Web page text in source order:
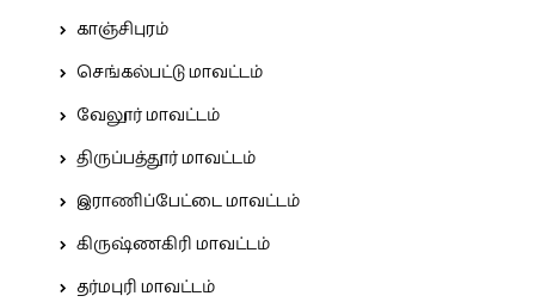
காஞ்சிபுரம்
செங்கல்பட்டு மாவட்டம்
வேலூர் மாவட்டம்
திருப்பத்தூர் மாவட்டம்
இராணிப்பேட்டை மாவட்டம்
கிருஷ்ணகிரி மாவட்டம்
தர்மபுரி மாவட்டம்